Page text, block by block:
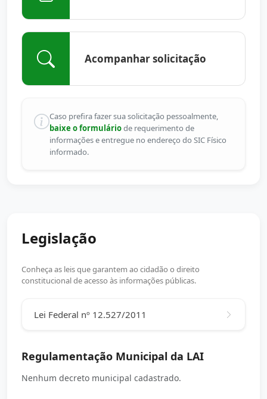
Acompanhar solicitação
Caso prefira fazer sua solicitação pessoalmente,
baixe o formuláriode requerimento de
informações e entregue no endereço do SIC Físico
informado.
Legislação
Conheça as leis que garantem ao cidadão o direito
constitucional de acesso às informações públicas.
Lei Federal nº 12.527/2011
Regulamentação Municipal da LAI
Nenhum decreto municipal cadastrado.